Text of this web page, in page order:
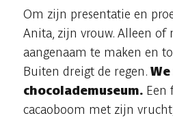
Om zijn presentatie en
Anita, zijn vrouw. Alleen of
aangenaam te maken en
Buiten dreigt de regen.
chocolademuseum.Een
cacaoboom met zijn